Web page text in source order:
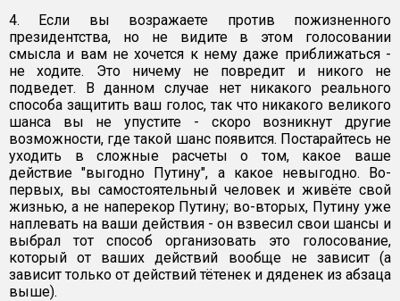
4. Если вы возражаете против пожизненного
президентства, но не видите в этом голосовании
смысла и вам не хочется к нему даже приближаться -
не ходите. Это ничему не повредит и никого не
подведет. В данном случае нет никакого реального
способа защитить ваш голос, так что никакого великого
шанса вы не упустите - скоро возникнут другие
возможности, где такой шанс появится. Постарайтесь не
уходить в сложные расчеты о том, какое ваше
действие "выгодно Путину", а какое невыгодно. Во-
первых, вы самостоятельный человек и живёте свой
жизнью, а не наперекор Путину; во-вторых, Путину уже
наплевать на ваши действия - он взвесил свои шансы и
выбрал тот способ организовать это голосование,
который от ваших действий вообще не зависит (а
зависит только от действий тётенек и дяденек из абзаца
выше).